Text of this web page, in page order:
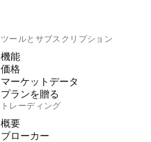
ツールとサブスクリプション
機能
価格
マーケットデータ
プランを贈る
トレーディング
概要
ブローカー